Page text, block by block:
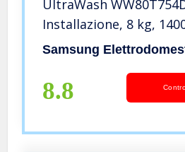
UltraWash
Installazione, 8 kg,
A, WiFi, Vapore, Carica
Samsung
8.8